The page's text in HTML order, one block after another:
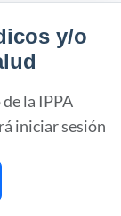
y/o
la IPPA
iniciar sesión